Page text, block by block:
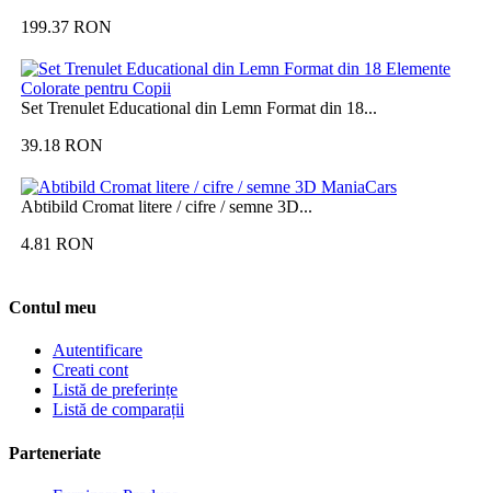
199.37 RON
Set Trenulet Educational din Lemn Format din 18...
39.18 RON
Abtibild Cromat litere / cifre / semne 3D...
4.81 RON
Contul meu
Autentificare
Creati cont
Listă de preferințe
Listă de comparații
Parteneriate